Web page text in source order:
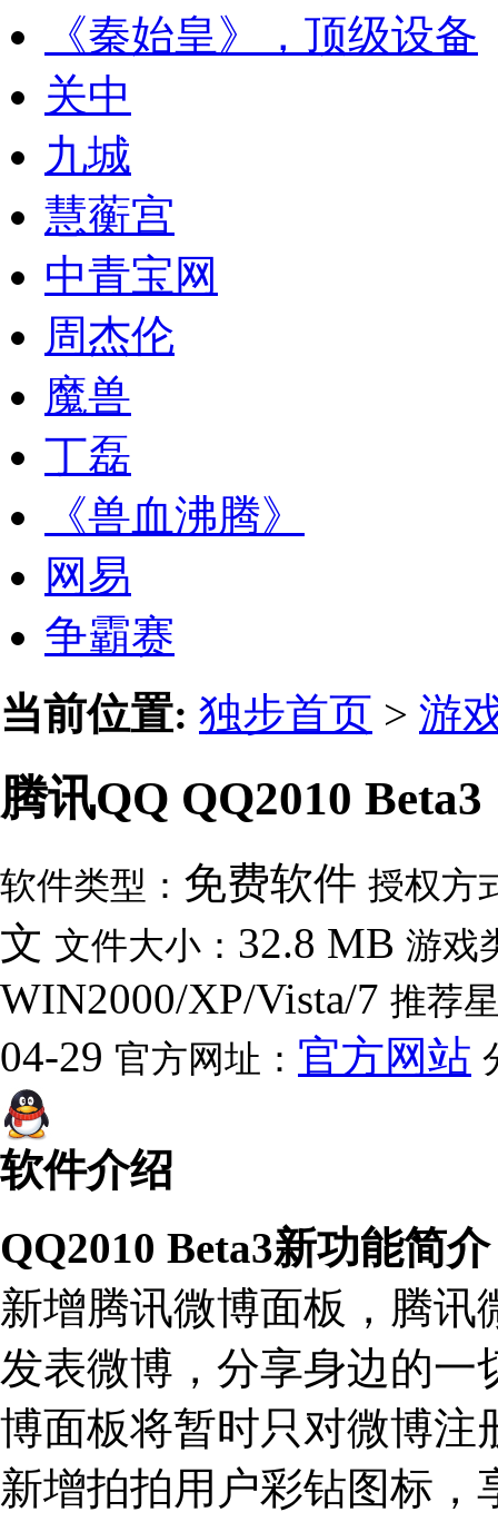
《秦始皇》，顶级设备
关中
九城
慧蘅宫
中青宝网
周杰伦
魔兽
丁磊
《兽血沸腾》
网易
争霸赛
当前位置: 独步首页 > 游
腾讯QQ QQ2010 Beta3
软件类型： 免费软件 授权方
文 文件大小： 32.8 MB 游戏
WIN2000/XP/Vista/7 推荐
04-29 官方网址： 官方网站
软件介绍
QQ2010 Beta3新功能简介
新增腾讯微博面板，腾
发表微博，分享身边的一
博面板将暂时只对微博注
新增拍拍用户彩钻图标